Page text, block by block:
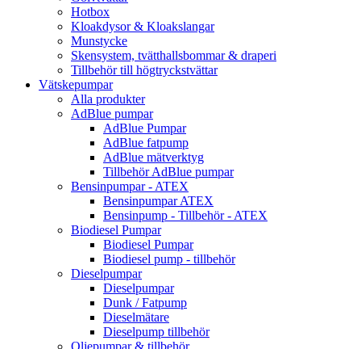
Hotbox
Kloakdysor & Kloakslangar
Munstycke
Skensystem, tvätthallsbommar & draperi
Tillbehör till högtryckstvättar
Vätskepumpar
Alla produkter
AdBlue pumpar
AdBlue Pumpar
AdBlue fatpump
AdBlue mätverktyg
Tillbehör AdBlue pumpar
Bensinpumpar - ATEX
Bensinpumpar ATEX
Bensinpump - Tillbehör - ATEX
Biodiesel Pumpar
Biodiesel Pumpar
Biodiesel pump - tillbehör
Dieselpumpar
Dieselpumpar
Dunk / Fatpump
Dieselmätare
Dieselpump tillbehör
Oljepumpar & tillbehör